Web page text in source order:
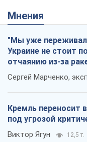
Мнения
"Мы уже
Украине не стоит
отчаянию из-за
Сергей Марченко,
Кремль переносит
под угрозой
Виктор Ягун 12,5 т.